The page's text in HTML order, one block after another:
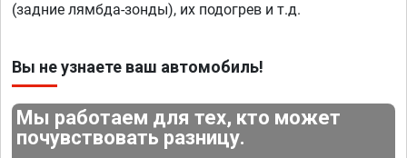
(задние лямбда-зонды), их подогрев и т.д.
Вы не узнаете ваш автомобиль!
Мы работаем для тех, кто может
почувствовать разницу.